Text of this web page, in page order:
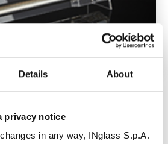
Details About
privacy notice
in any way, INglass S.p.A.
Pa Full Compact